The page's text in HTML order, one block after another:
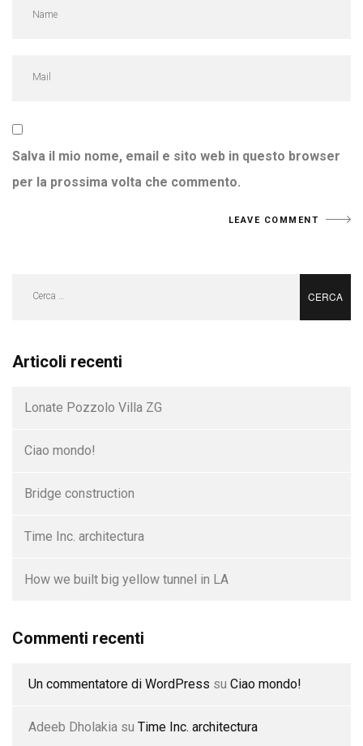
Salva il mio nome, email e sito web in questo browser
per la prossima volta che commento.
Articoli recenti
Lonate Pozzolo Villa ZG
Ciao mondo!
Bridge construction
Time Inc. architectura
How we built big yellow tunnel in LA
Commenti recenti
Un commentatore di WordPress su Ciao mondo!
Adeeb Dholakia su Time Inc. architectura